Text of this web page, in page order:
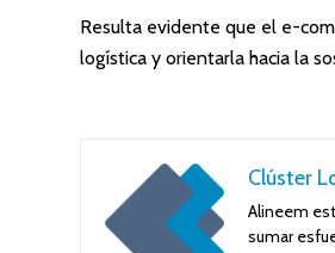
Resulta evidente que el e-
logística y orientarla hacia la
Clúster
Alineem
sumar